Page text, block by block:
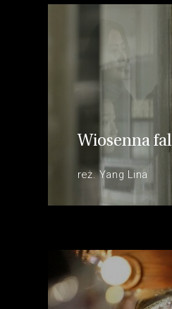
Wiosenna
reż. Yang Lina